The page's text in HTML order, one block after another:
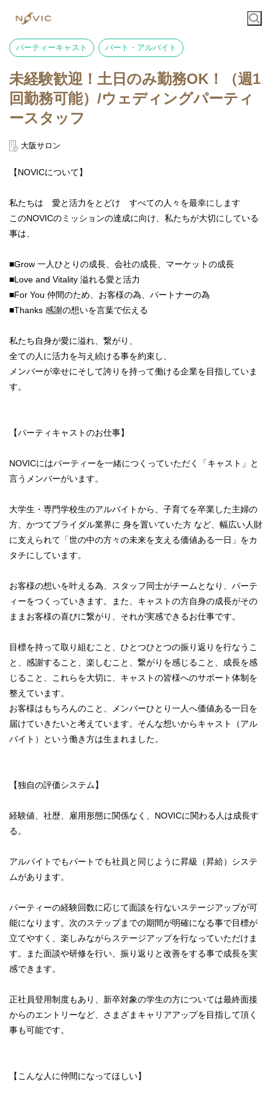
パーティーキャスト パート・アルバイト
未経験歓迎！土日のみ勤務OK！（週1
回勤務可能）/ウェディングパーティ
ースタッフ
大阪サロン
【NOVICについて】
私たちは 愛と活力をとどけ すべての人々を最幸にします
このNOVICのミッションの達成に向け、私たちが大切にしている
事は、
■Grow 一人ひとりの成長、会社の成長、マーケットの成長
■Love and Vitality 溢れる愛と活力
■For You 仲間のため、お客様の為、パートナーの為
■Thanks 感謝の想いを言葉で伝える
私たち自身が愛に溢れ、繋がり、
全ての人に活力を与え続ける事を約束し、
メンバーが幸せにそして誇りを持って働ける企業を目指していま
す。
【パーティキャストのお仕事】
NOVICにはパーティーを一緒につくっていただく「キャスト」と
言うメンバーがいます。
大学生・専門学校生のアルバイトから、子育てを卒業した主婦の
方、かつてブライダル業界に 身を置いていた方 など、幅広い人財
に支えられて「世の中の方々の未来を支える価値ある一日」をカ
タチにしています。
お客様の想いを叶える為、スタッフ同士がチームとなり、パーテ
ィーをつくっていきます。また、キャストの方自身の成長がその
ままお客様の喜びに繋がり、それが実感できるお仕事です。
目標を持って取り組むこと、ひとつひとつの振り返りを行なうこ
と、感謝すること、楽しむこと、繋がりを感じること、成長を感
じること、これらを大切に、キャストの皆様へのサポート体制を
整えています。
お客様はもちろんのこと、メンバーひとり一人へ価値ある一日を
届けていきたいと考えています。そんな想いからキャスト（アル
バイト）という働き方は生まれました。
【独自の評価システム】
経験値、社歴、雇用形態に関係なく、NOVICに関わる人は成長す
る。
アルバイトでもパートでも社員と同じように昇級（昇給）システ
ムがあります。
パーティーの経験回数に応じて面談を行ないステージアップが可
能になります。次のステップまでの期間が明確になる事で目標が
立てやすく、楽しみながらステージアップを行なっていただけま
す。また面談や研修を行い、振り返りと改善をする事で成長を実
感できます。
正社員登用制度もあり、新卒対象の学生の方については最終面接
からのエントリーなど、さまざまキャリアアップを目指して頂く
事も可能です。
【こんな人に仲間になってほしい】